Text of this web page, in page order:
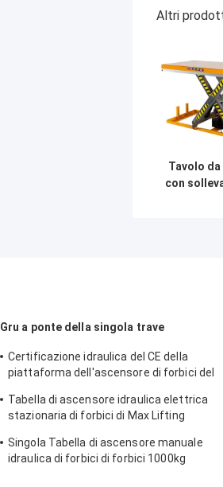
Altri
Tavolo
con
Gru a ponte della singola trave
Certificazione idraulica del CE della
piattaforma dell'ascensore di forbici del
Tabella di ascensore idraulica elettrica
stazionaria di forbici di Max Lifting
Singola Tabella di ascensore manuale
idraulica di forbici di forbici 1000kg